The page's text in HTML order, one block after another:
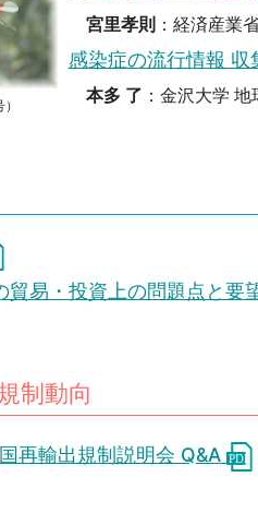
宮里孝則 ：経済産業
感染症の流行情報
本多 了 ：金沢大学
貿易・投資上の問題点と
制動向
再輸出規制説明会 Q&A